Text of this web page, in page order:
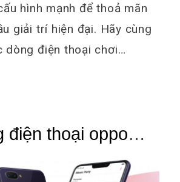
hình mạnh để thoả mãn
giải trí hiện đại. Hãy cùng
dòng điện thoại chơi…
điện thoại oppo
trên thị trường hiện